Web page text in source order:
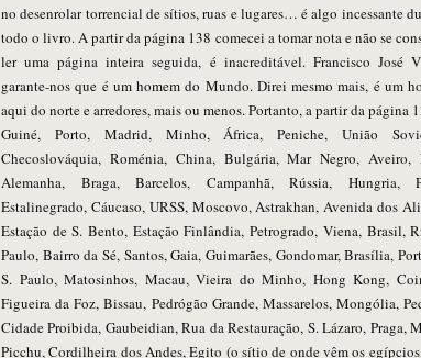
no desenrolar torrencial de sítios, ruas e lugares… é algo incessante
todo o livro. A partir da página 138 comecei a tomar nota e não se
ler uma página inteira seguida, é inacreditável. Francisco José
garante-nos que é um homem do Mundo. Direi mesmo mais, é um
aqui do norte e arredores, mais ou menos. Portanto, a partir da página
Guiné, Porto, Madrid, Minho, África, Peniche, União
Checoslováquia, Roménia, China, Bulgária, Mar Negro, Aveiro,
Alemanha, Braga, Barcelos, Campanhã, Rússia, Hungria,
Estalinegrado, Cáucaso, URSS, Moscovo, Astrakhan, Avenida dos
Estação de S. Bento, Estação Finlândia, Petrogrado, Viena, Brasil,
Paulo, Bairro da Sé, Santos, Gaia, Guimarães, Gondomar, Brasília,
S. Paulo, Matosinhos, Macau, Vieira do Minho, Hong Kong,
Figueira da Foz, Bissau, Pedrógão Grande, Massarelos, Mongólia,
Cidade Proibida, Gaubeidian, Rua da Restauração, S. Lázaro, Praga,
Picchu, Cordilheira dos Andes, Egito (o sítio de onde vêm os